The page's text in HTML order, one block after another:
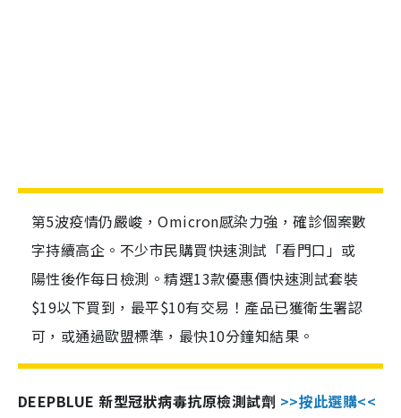
第5波疫情仍嚴峻，Omicron感染力強，確診個案數
字持續高企。不少市民購買快速測試「看門口」或
陽性後作每日檢測。精選13款優惠價快速測試套裝
$19以下買到，最平$10有交易！產品已獲衛生署認
可，或通過歐盟標準，最快10分鐘知結果。
DEEPBLUE 新型冠狀病毒抗原檢測試劑 >>按此選購<<